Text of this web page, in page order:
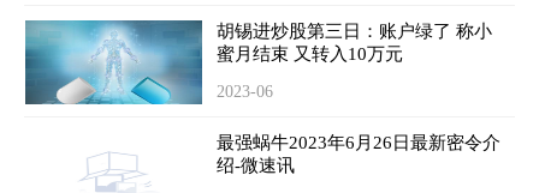
胡锡进炒股第三日：账户绿了 称小
蜜月结束 又转入10万元
2023-06
最强蜗牛2023年6月26日最新密令介
绍-微速讯